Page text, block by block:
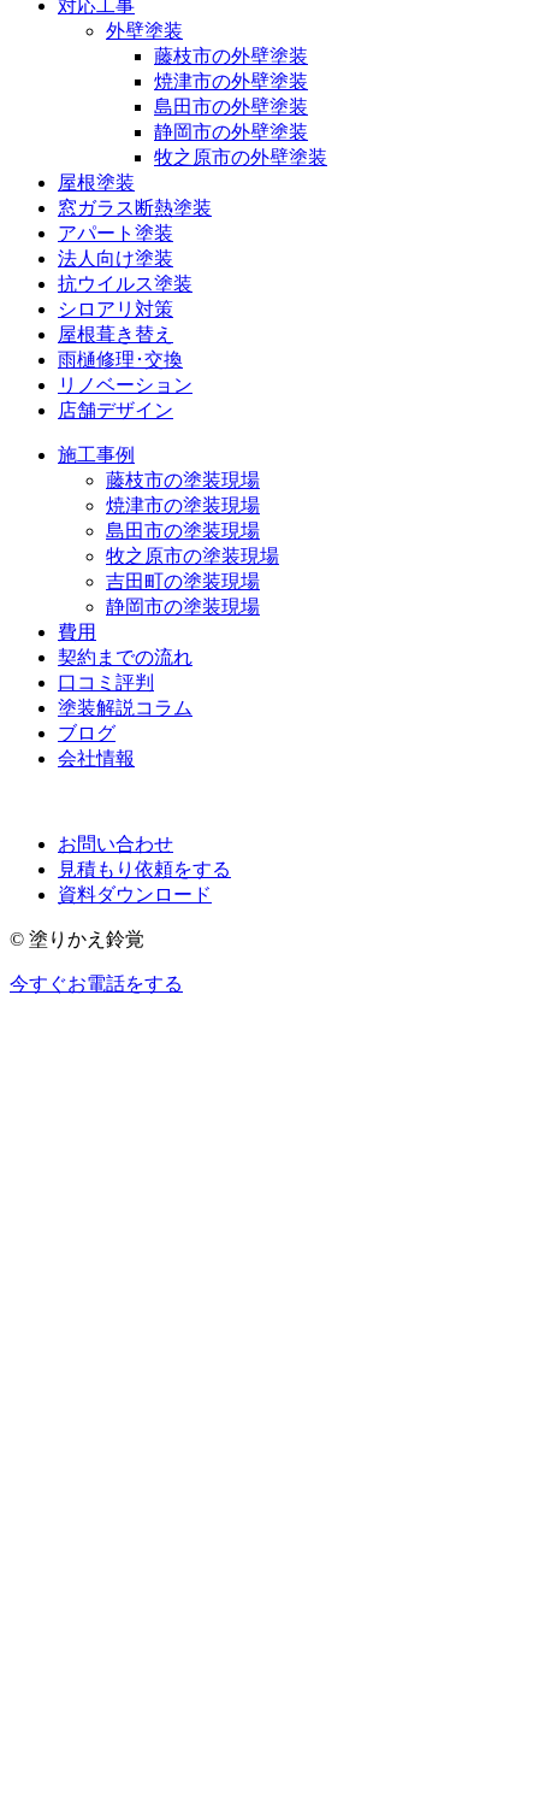
対応工事
外壁塗装
藤枝市の外壁塗装
焼津市の外壁塗装
島田市の外壁塗装
静岡市の外壁塗装
牧之原市の外壁塗装
屋根塗装
窓ガラス断熱塗装
アパート塗装
法人向け塗装
抗ウイルス塗装
シロアリ対策
屋根葺き替え
雨樋修理･交換
リノベーション
店舗デザイン
施工事例
藤枝市の塗装現場
焼津市の塗装現場
島田市の塗装現場
牧之原市の塗装現場
吉田町の塗装現場
静岡市の塗装現場
費用
契約までの流れ
口コミ評判
塗装解説コラム
ブログ
会社情報
お問い合わせ
見積もり依頼をする
資料ダウンロード
© 塗りかえ鈴覚
今すぐお電話をする